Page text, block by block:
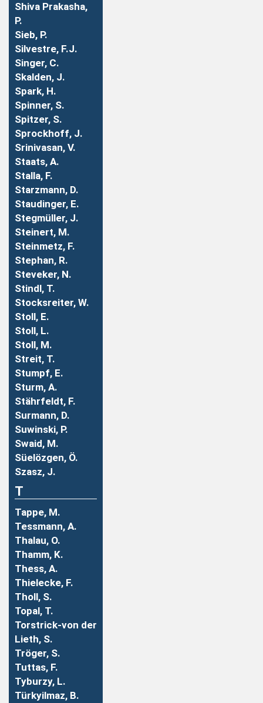
Shiva Prakasha,
P.
Sieb, P.
Silvestre, F.J.
Singer, C.
Skalden, J.
Spark, H.
Spinner, S.
Spitzer, S.
Sprockhoff, J.
Srinivasan, V.
Staats, A.
Stalla, F.
Starzmann, D.
Staudinger, E.
Stegmüller, J.
Steinert, M.
Steinmetz, F.
Stephan, R.
Steveker, N.
Stindl, T.
Stocksreiter, W.
Stoll, E.
Stoll, L.
Stoll, M.
Streit, T.
Stumpf, E.
Sturm, A.
Stährfeldt, F.
Surmann, D.
Suwinski, P.
Swaid, M.
Süelözgen, Ö.
Szasz, J.
T
Tappe, M.
Tessmann, A.
Thalau, O.
Thamm, K.
Thess, A.
Thielecke, F.
Tholl, S.
Topal, T.
Torstrick-von der
Lieth, S.
Tröger, S.
Tuttas, F.
Tyburzy, L.
Türkyilmaz, B.